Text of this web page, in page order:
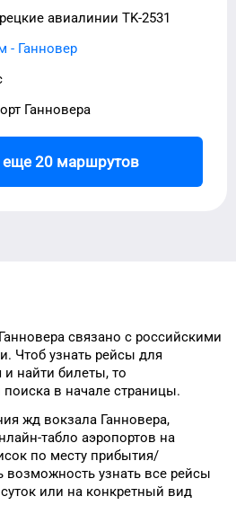
авиалинии TK-2531
- Ганновер
Ганновера
еще 20 маршрутов
Ганновера связано с российскими
Чтоб узнать рейсы для
и найти билеты, то
поиска в начале страницы.
жд вокзала Ганновера,
табло аэропортов на
по месту прибытия/
возможность узнать все рейсы
суток или на конкретный вид